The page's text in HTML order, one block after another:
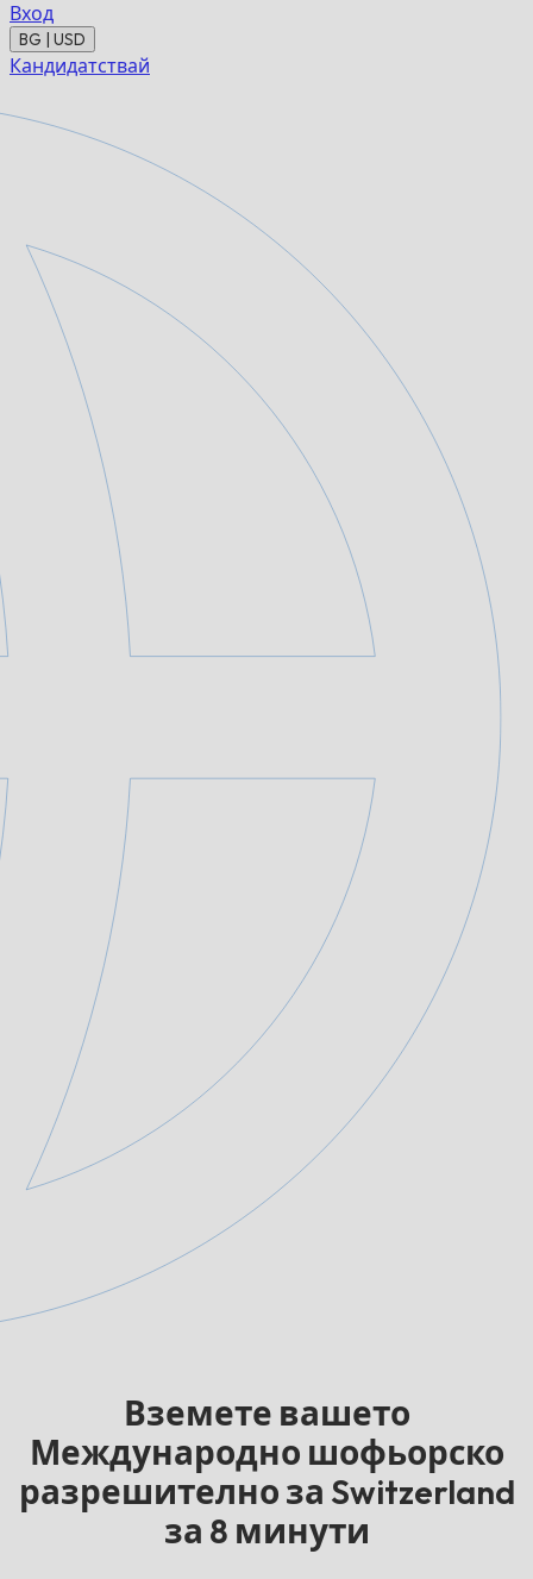
Вход
BG | USD
Кандидатствай
Вземете вашето
Международно шофьорско
разрешително за Switzerland
за 8 минути